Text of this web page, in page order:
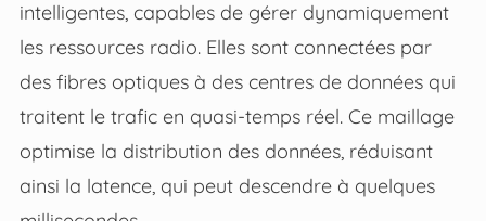
intelligentes, capables de gérer dynamiquement
les ressources radio. Elles sont connectées par
des fibres optiques à des centres de données qui
traitent le trafic en quasi-temps réel. Ce maillage
optimise la distribution des données, réduisant
ainsi la latence, qui peut descendre à quelques